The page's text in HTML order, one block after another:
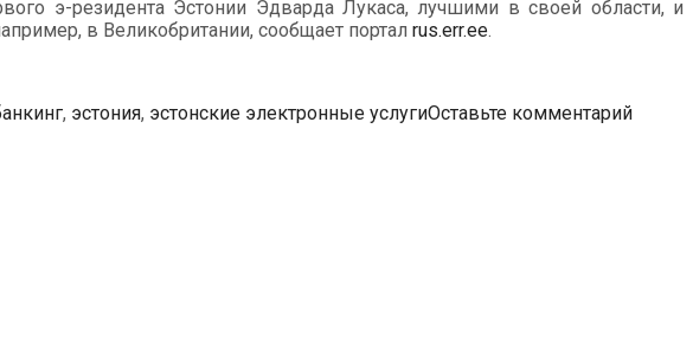
э-резидента Эстонии Эдварда Лукаса, лучшими в своей области, и
в Великобритании, сообщает портал rus.err.ee.
, эстония, эстонские электронные услугиОставьте комментарий